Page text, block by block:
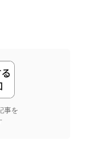
事を